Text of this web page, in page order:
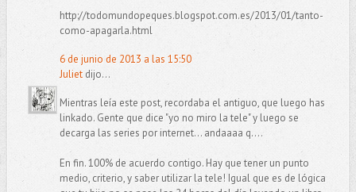
http://todomundopeques.blogspot.com.es/2013/01/tanto-
como-apagarla.html
6 de junio de 2013 a las 15:50
Julietdijo...
Mientras leía este post, recordaba el antiguo, que luego has
linkado. Gente que dice "yo no miro la tele" y luego se
decarga las series por internet... andaaaa q....
En fin. 100% de acuerdo contigo. Hay que tener un punto
medio, criterio, y saber utilizar la tele! Igual que es de lógica